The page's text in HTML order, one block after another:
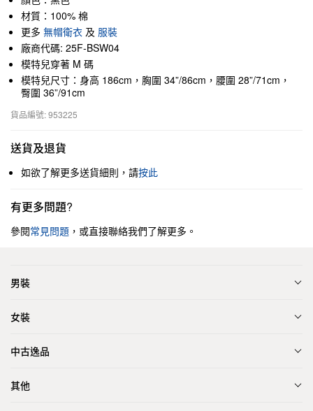
材質：100% 棉
更多 無帽衛衣 及 服裝
廠商代碼: 25F-BSW04
模特兒穿著 M 碼
模特兒尺寸：身高 186cm，胸圍 34”/86cm，腰圍 28”/71cm，
臀圍 36”/91cm
貨品編號: 953225
送貨及退貨
如欲了解更多送貨細則，請按此
有更多問題?
參閱常見問題 ，或直接聯絡我們了解更多。
男裝
女裝
中古逸品
其他